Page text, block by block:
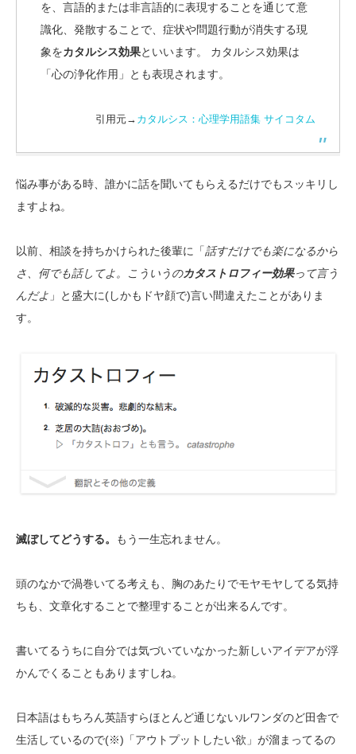
を、言語的または非言語的に表現することを通じて意
識化、発散することで、症状や問題行動が消失する現
象をカタルシス効果といいます。 カタルシス効果は
「心の浄化作用」とも表現されます。
引用元→ カタルシス：心理学用語集 サイコタム
悩み事がある時、誰かに話を聞いてもらえるだけでもスッキリし
ますよね。
以前、相談を持ちかけられた後輩に「話すだけでも楽になるから
さ、何でも話してよ。こういうのカタストロフィー効果って言う
んだよ 」と盛大に(しかもドヤ顔で)言い間違えたことがありま
す。
滅ぼしてどうする。 もう一生忘れません。
頭のなかで渦巻いてる考えも、胸のあたりでモヤモヤしてる気持
ちも、文章化することで整理することが出来るんです。
書いてるうちに自分では気づいていなかった新しいアイデアが浮
かんでくることもありますしね。
日本語はもちろん英語すらほとんど通じないルワンダのど田舎で
生活しているので(※)「アウトプットしたい欲」が溜まってるの